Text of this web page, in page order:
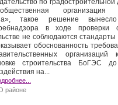
по градостроительной
организация
такое решение
в ходе проверки
не соблюдаются стандарты
обоснованность
организаций
строительства БоГЭС
на...
районе